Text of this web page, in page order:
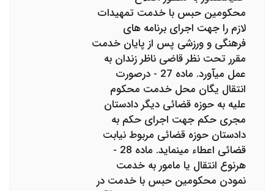
محکومین حبس با خدمت تمهیدات
لازم را جهت اجرای برنامه های
فرهنگی و ورزشی پس از پایان خدمت
مقرر تحت نظر قاضی ناظر زندان به
عمل می‎آورد. ماده 27 - درصورت
انتقال یگان محل خدمت محکوم
علیه به حوزه قضائی دیگر دادستان
مجری حکم جهت اجرای حکم به
دادستان حوزه قضائی مربوط نیابت
قضائی اعطاء می‎نماید. ماده 28 -
هرنوع انتقال یا مامور به خدمت
نمودن محکومین حبس با خدمت در